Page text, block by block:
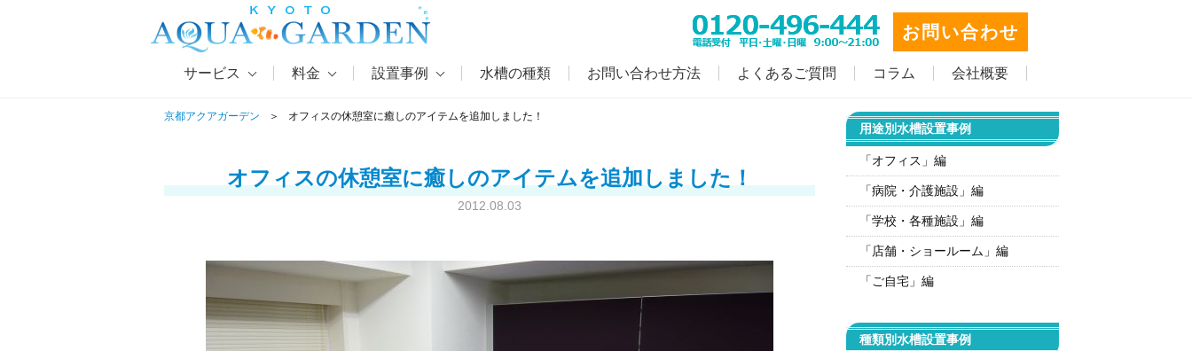
お問い合わせ
サービス 料金 設置事例 水槽の種類 お問い合わせ方法 よくあるご質問 コラム 会社概要
京都アクアガーデン オフィスの休憩室に癒しのアイテムを追加しました！
オフィスの休憩室に癒しのアイテムを追加しました！
2012.08.03
用途別水槽設置事例
「オフィス」編
「病院・介護施設」編
「学校・各種施設」編
「店舗・ショールーム」編
「ご自宅」編
種類別水槽設置事例